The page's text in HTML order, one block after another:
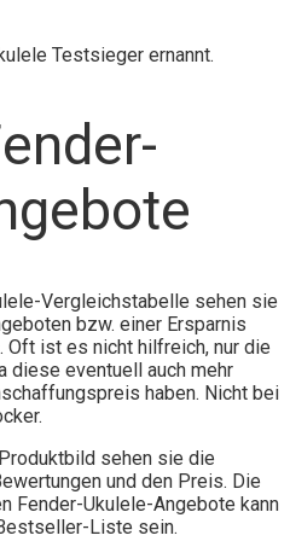
Testsieger ernannt.
Vergleichstabelle sehen sie
bzw. einer Ersparnis
Oft ist es nicht hilfreich, nur die
diese eventuell auch mehr
haben. Nicht bei
sehen sie die
und den Preis. Die
Fender-Ukulele-Angebote kann
Liste sein.